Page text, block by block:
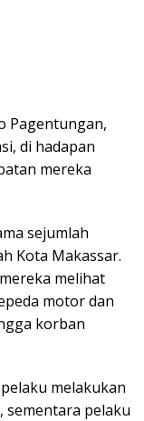
Pagentungan,
di hadapan
mereka
sejumlah
Kota Makassar.
melihat
motor dan
korban
melakukan
sementara pelaku